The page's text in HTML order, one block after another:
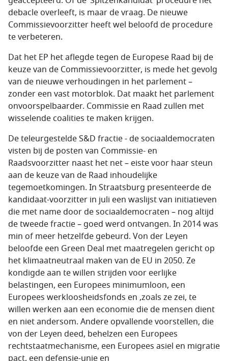
debacle overleeft, is maar de vraag. De nieuwe
Commissievoorzitter heeft wel beloofd de procedure
te verbeteren.
Dat het EP het aflegde tegen de Europese Raad bij de
keuze van de Commissievoorzitter, is mede het gevolg
van de nieuwe verhoudingen in het parlement –
zonder een vast motorblok. Dat maakt het parlement
onvoorspelbaarder. Commissie en Raad zullen met
wisselende coalities te maken krijgen.
De teleurgestelde S&D fractie - de sociaaldemocraten
visten bij de posten van Commissie- en
Raadsvoorzitter naast het net – eiste voor haar steun
aan de keuze van de Raad inhoudelijke
tegemoetkomingen. In Straatsburg presenteerde de
kandidaat-voorzitter in juli een waslijst van initiatieven
die met name door de sociaaldemocraten – nog altijd
de tweede fractie – goed werd ontvangen. In 2014 was
min of meer hetzelfde gebeurd. Von der Leyen
beloofde een Green Deal met maatregelen gericht op
het klimaatneutraal maken van de EU in 2050. Ze
kondigde aan te willen strijden voor eerlijke
belastingen, een Europees minimumloon, een
Europees werkloosheidsfonds en ,zoals ze zei, te
willen werken aan een economie die de mensen dient
en niet andersom. Andere opvallende voorstellen, die
von der Leyen deed, behelzen een Europees
rechtstaatmechanisme, een Europees asiel en migratie
pact, een defensie-unie en